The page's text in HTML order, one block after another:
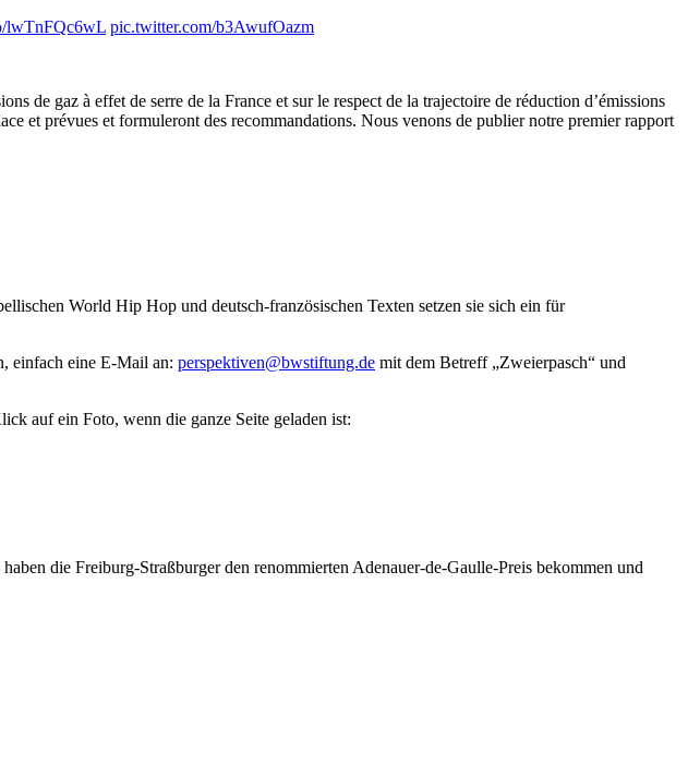
lwTnFQc6wL pic.twitter.com/b3AwufOazm
de gaz à effet de serre de la France et sur le respect de la trajectoire de réduction d’émissions
et prévues et formuleront des recommandations. Nous venons de publier notre premier rapport
World Hip Hop und deutsch-französischen Texten setzen sie sich ein für
einfach eine E-Mail an: perspektiven@bwstiftung.de mit dem Betreff „Zweierpasch“ und
auf ein Foto, wenn die ganze Seite geladen ist:
die Freiburg-Straßburger den renommierten Adenauer-de-Gaulle-Preis bekommen und